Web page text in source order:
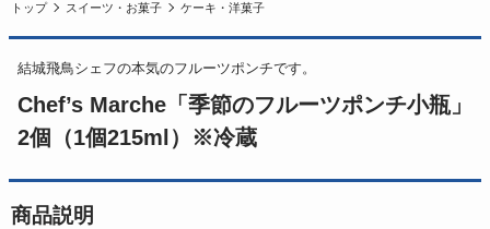
トップ スイーツ・お菓子 ケーキ・洋菓子
結城飛鳥シェフの本気のフルーツポンチです。
Chef’s Marche「季節のフルーツポンチ小瓶」
2個（1個215ml）※冷蔵
商品説明